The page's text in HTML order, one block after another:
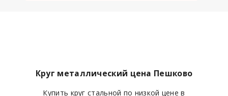
Круг металлический цена Пешково
Купить круг стальной по низкой цене в